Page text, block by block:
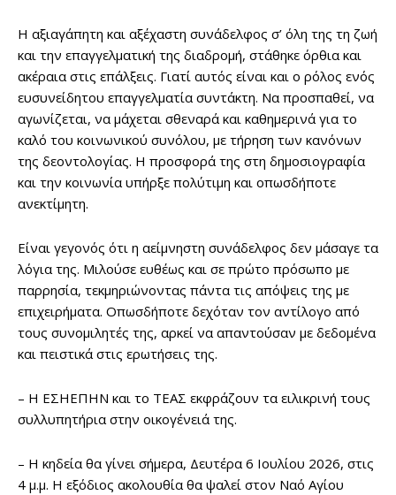
Η αξιαγάπητη και αξέχαστη συνάδελφος σ’ όλη της τη ζωή
και την επαγγελματική της διαδρομή, στάθηκε όρθια και
ακέραια στις επάλξεις. Γιατί αυτός είναι και ο ρόλος ενός
ευσυνείδητου επαγγελματία συντάκτη. Να προσπαθεί, να
αγωνίζεται, να μάχεται σθεναρά και καθημερινά για το
καλό του κοινωνικού συνόλου, με τήρηση των κανόνων
της δεοντολογίας. Η προσφορά της στη δημοσιογραφία
και την κοινωνία υπήρξε πολύτιμη και οπωσδήποτε
ανεκτίμητη.
Είναι γεγονός ότι η αείμνηστη συνάδελφος δεν μάσαγε τα
λόγια της. Μιλούσε ευθέως και σε πρώτο πρόσωπο με
παρρησία, τεκμηριώνοντας πάντα τις απόψεις της με
επιχειρήματα. Οπωσδήποτε δεχόταν τον αντίλογο από
τους συνομιλητές της, αρκεί να απαντούσαν με δεδομένα
και πειστικά στις ερωτήσεις της.
– Η ΕΣΗΕΠΗΝ και το ΤΕΑΣ εκφράζουν τα ειλικρινή τους
συλλυπητήρια στην οικογένειά της.
– Η κηδεία θα γίνει σήμερα, Δευτέρα 6 Ιουλίου 2026, στις
4 μ.μ. Η εξόδιος ακολουθία θα ψαλεί στον Ναό Αγίου